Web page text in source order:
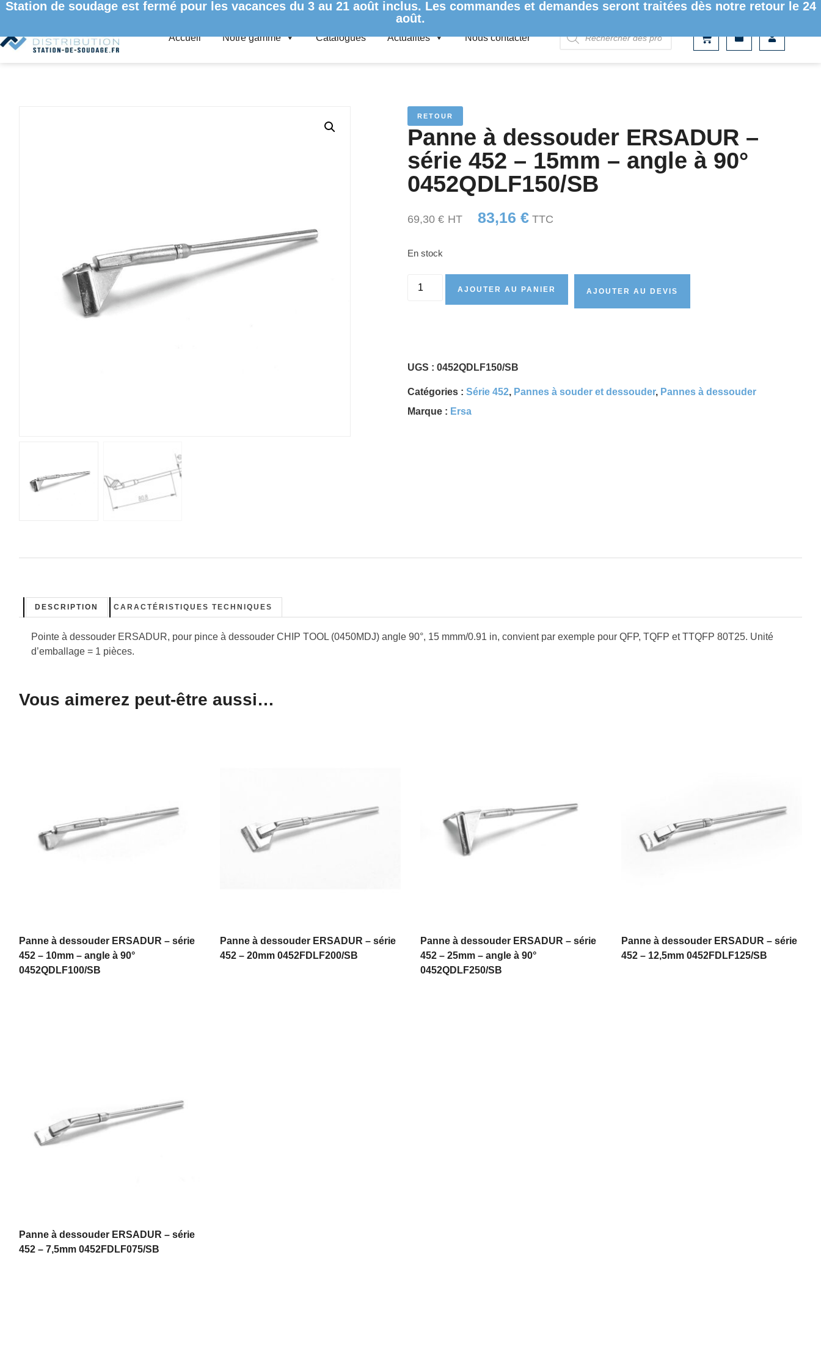
Station de soudage est fermé pour les vacances du 3 au 21 août inclus. Les commandes et demandes seront traitées dès notre retour le 24
août.
Accueil Notre gamme Catalogues Actualités Nous contacter
ACCUEIL/PANNES À SOUDER ET DESSOUDER PANNES À DESSOUDER / PANNE À DESSOUDER ERSADUR – SÉRIE 452 – 15MM – ANGLE À 90° 0452QDLF150/SB
RETOUR
Panne à dessouder ERSADUR –
série 452 – 15mm – angle à 90°
0452QDLF150/SB
69,30 € HT 83,16 €TTC
En stock
AJOUTER AU PANIER AJOUTER AU DEVIS
UGS : 0452QDLF150/SB
Catégories : Série 452, Pannes à souder et dessouder, Pannes à dessouder
Marque : Ersa
DESCRIPTION CARACTÉRISTIQUES TECHNIQUES
Pointe à dessouder ERSADUR, pour pince à dessouder CHIP TOOL (0450MDJ) angle 90°, 15 mmm/0.91 in, convient par exemple pour QFP, TQFP et TTQFP 80T25. Unité
d’emballage = 1 pièces.
Vous aimerez peut-être aussi…
Panne à dessouder ERSADUR – série
452 – 10mm – angle à 90°
0452QDLF100/SB
Panne à dessouder ERSADUR – série
452 – 20mm 0452FDLF200/SB
Panne à dessouder ERSADUR – série
452 – 25mm – angle à 90°
0452QDLF250/SB
Panne à dessouder ERSADUR – série
452 – 12,5mm 0452FDLF125/SB
Panne à dessouder ERSADUR – série
452 – 7,5mm 0452FDLF075/SB